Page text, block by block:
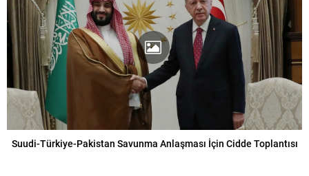
Suudi-Türkiye-Pakistan Savunma Anlaşması İçin Cidde Toplantısı